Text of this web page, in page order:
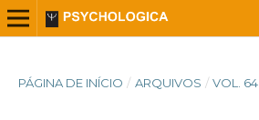
PÁGINA DE INÍCIO / ARQUIVOS / VOL. 64